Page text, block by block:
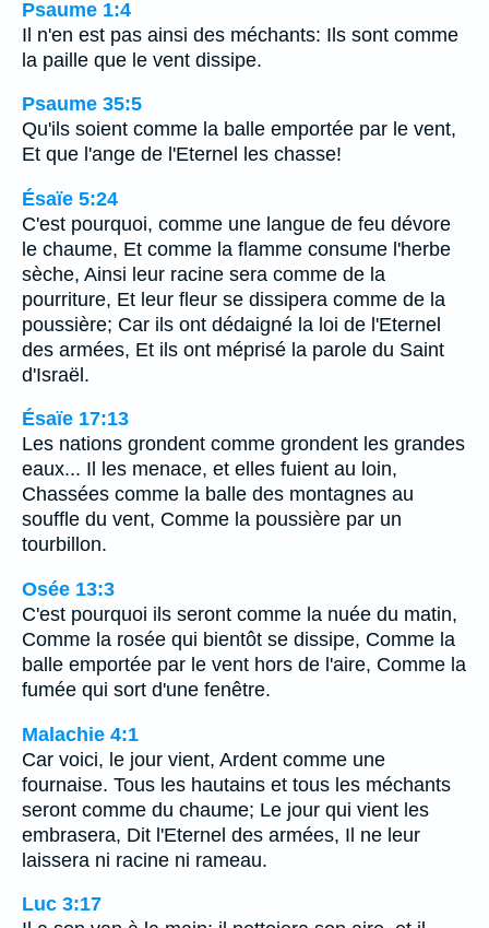
Psaume 1:4
Il n'en est pas ainsi des méchants: Ils sont comme
la paille que le vent dissipe.
Psaume 35:5
Qu'ils soient comme la balle emportée par le vent,
Et que l'ange de l'Eternel les chasse!
Ésaïe 5:24
C'est pourquoi, comme une langue de feu dévore
le chaume, Et comme la flamme consume l'herbe
sèche, Ainsi leur racine sera comme de la
pourriture, Et leur fleur se dissipera comme de la
poussière; Car ils ont dédaigné la loi de l'Eternel
des armées, Et ils ont méprisé la parole du Saint
d'Israël.
Ésaïe 17:13
Les nations grondent comme grondent les grandes
eaux... Il les menace, et elles fuient au loin,
Chassées comme la balle des montagnes au
souffle du vent, Comme la poussière par un
tourbillon.
Osée 13:3
C'est pourquoi ils seront comme la nuée du matin,
Comme la rosée qui bientôt se dissipe, Comme la
balle emportée par le vent hors de l'aire, Comme la
fumée qui sort d'une fenêtre.
Malachie 4:1
Car voici, le jour vient, Ardent comme une
fournaise. Tous les hautains et tous les méchants
seront comme du chaume; Le jour qui vient les
embrasera, Dit l'Eternel des armées, Il ne leur
laissera ni racine ni rameau.
Luc 3:17